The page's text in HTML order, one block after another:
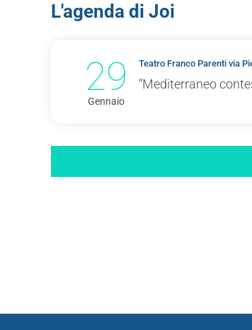
L'agenda di Joi
29
Gennaio
Teatro Franco Parenti via
“Mediterraneo